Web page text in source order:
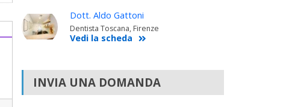
Dott. Aldo Gattoni
Dentista Toscana, Firenze
Vedi la scheda
INVIA UNA DOMANDA